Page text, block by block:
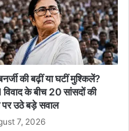
की बढ़ीं या घटीं मुश्किलें?
के बीच 20 सांसदों की
पर उठे बड़े सवाल
7, 2026